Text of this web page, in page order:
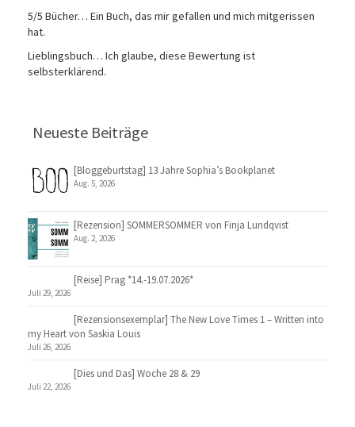
5/5 Bücher… Ein Buch, das mir gefallen und mich mitgerissen
hat.
Lieblingsbuch… Ich glaube, diese Bewertung ist
selbsterklärend.
Neueste Beiträge
[Bloggeburtstag] 13 Jahre Sophia’s Bookplanet
Aug. 5, 2026
[Rezension] SOMMERSOMMER von Finja Lundqvist
Aug. 2, 2026
[Reise] Prag *14.-19.07.2026*
Juli 29, 2026
[Rezensionsexemplar] The New Love Times 1 – Written into
my Heart von Saskia Louis
Juli 26, 2026
[Dies und Das] Woche 28 & 29
Juli 22, 2026